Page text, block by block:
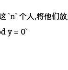
`n` 个人,将他们
y = 0`